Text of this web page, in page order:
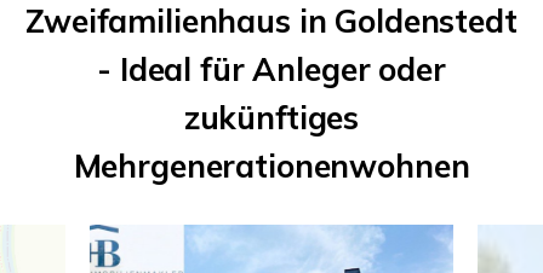
Zweifamilienhaus in Goldenstedt
- Ideal für Anleger oder
zukünftiges
Mehrgenerationenwohnen